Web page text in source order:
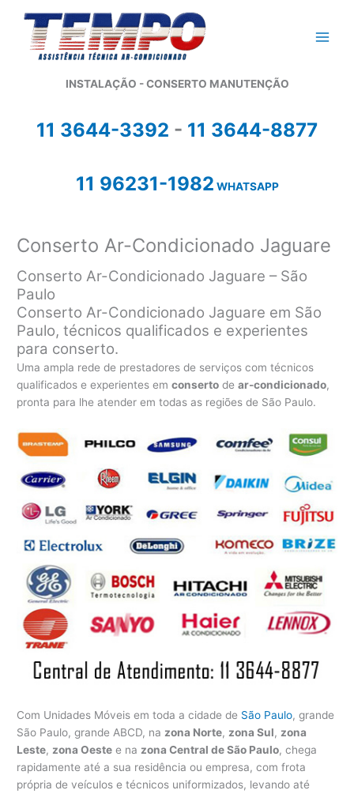
conteúdo
INSTALAÇÃO - CONSERTO MANUTENÇÃO
11 3644-3392 - 11 3644-8877
11 96231-1982 WHATSAPP
Conserto Ar-Condicionado Jaguare
Conserto Ar-Condicionado Jaguare – São
Paulo
Conserto Ar-Condicionado Jaguare em São
Paulo, técnicos qualificados e experientes
para conserto.
Uma ampla rede de prestadores de serviços com técnicos
qualificados e experientes emconserto dear-condicionado,
pronta para lhe atender em todas as regiões de São Paulo.
Com Unidades Móveis em toda a cidade de São Paulo, grande
São Paulo, grande ABCD, na zona Norte, zona Sul, zona
Leste, zona Oeste e na zona Central de São Paulo, chega
rapidamente até a sua residência ou empresa, com frota
própria de veículos e técnicos uniformizados, levando até